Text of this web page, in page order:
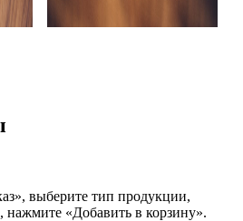
выберите тип продукции,
нажмите «Добавить в корзину».